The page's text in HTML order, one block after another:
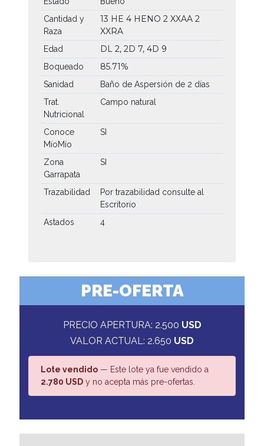
Cantidad y
Raza
13 HE 4 HENO 2 XXAA 2
XXRA
Edad DL 2, 2D 7, 4D 9
Boqueado 85.71%
Sanidad
Baño de Aspersión de 2 días
Trat.
Nutricional
Campo natural
Conoce
MíoMío
SI
Zona
Garrapata
SI
Trazabilidad
Por trazabilidad consulte al
Escritorio
Astados
4
PRE-OFERTA
PRECIO APERTURA: 2.500 USD
VALOR ACTUAL: 2.650 USD
Lote vendido — Este lote ya fue vendido a
2.780 USD y no acepta más pre-ofertas.